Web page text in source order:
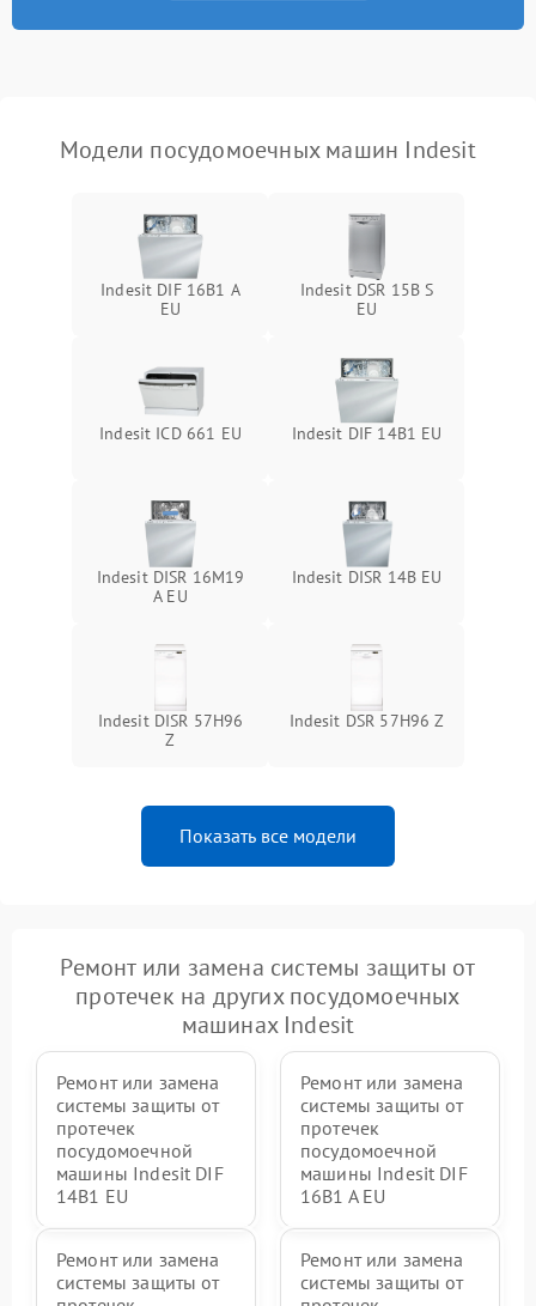
Модели посудомоечных машин Indesit
Indesit DIF 16B1 A
EU
Indesit DSR 15B S
EU
Indesit ICD 661 EU Indesit DIF 14B1 EU
Indesit DISR 16M19
A EU
Indesit DISR 14B EU
Indesit DISR 57H96
Z
Indesit DSR 57H96 Z
Показать все модели
Ремонт или замена системы защиты от
протечек на других посудомоечных
машинах Indesit
Ремонт или замена
системы защиты от
протечек
посудомоечной
машины Indesit DIF
14B1 EU
Ремонт или замена
системы защиты от
протечек
посудомоечной
машины Indesit DIF
16B1 A EU
Ремонт или замена
системы защиты от
Ремонт или замена
системы защиты от